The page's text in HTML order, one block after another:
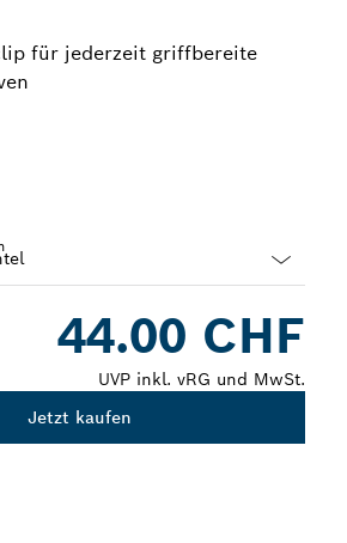
für jederzeit griffbereite
44.00 CHF
UVP inkl. vRG und MwSt.
Jetzt kaufen